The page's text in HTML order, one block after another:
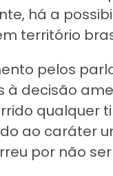
há a
território
pelos
decisão
qualquer
ao caráter
por não